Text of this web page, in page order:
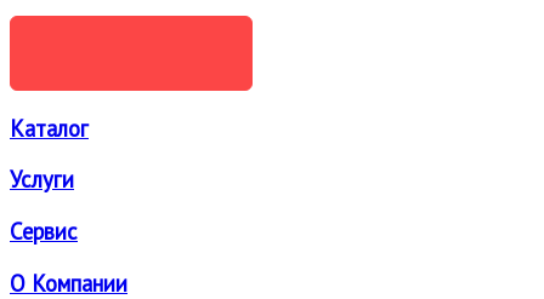
Каталог
Услуги
Сервис
О Компании